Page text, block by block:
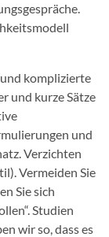
komplizierte
und kurze Sätze
und
Verzichten
Vermeiden Sie
Sie sich
Studien
wir so, dass es